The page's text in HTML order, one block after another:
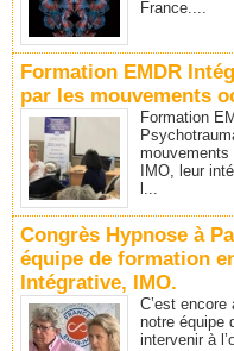
France....
Formation EMDR
par les mouvements
Formation
mouvements
IMO, leur
l...
Congrès Hypnose à
équipe de formation
Intégrative, IMO.
C’est
notre équipe
intervenir à